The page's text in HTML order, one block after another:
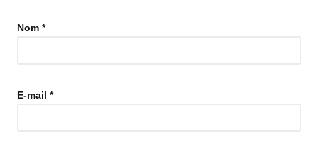
Nom *
E-mail *